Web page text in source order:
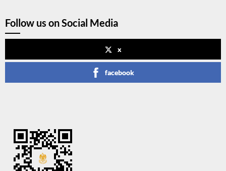
Follow us on Social Media
x
facebook